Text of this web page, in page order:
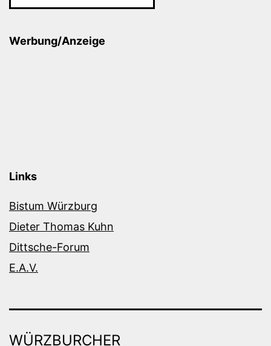
Werbung/Anzeige
Links
Bistum Würzburg
Dieter Thomas Kuhn
Dittsche-Forum
E.A.V.
WÜRZBURCHER